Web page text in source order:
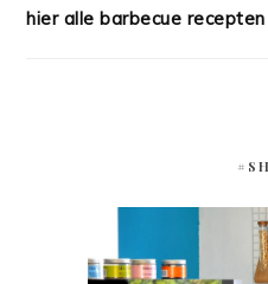
hier alle barbecue